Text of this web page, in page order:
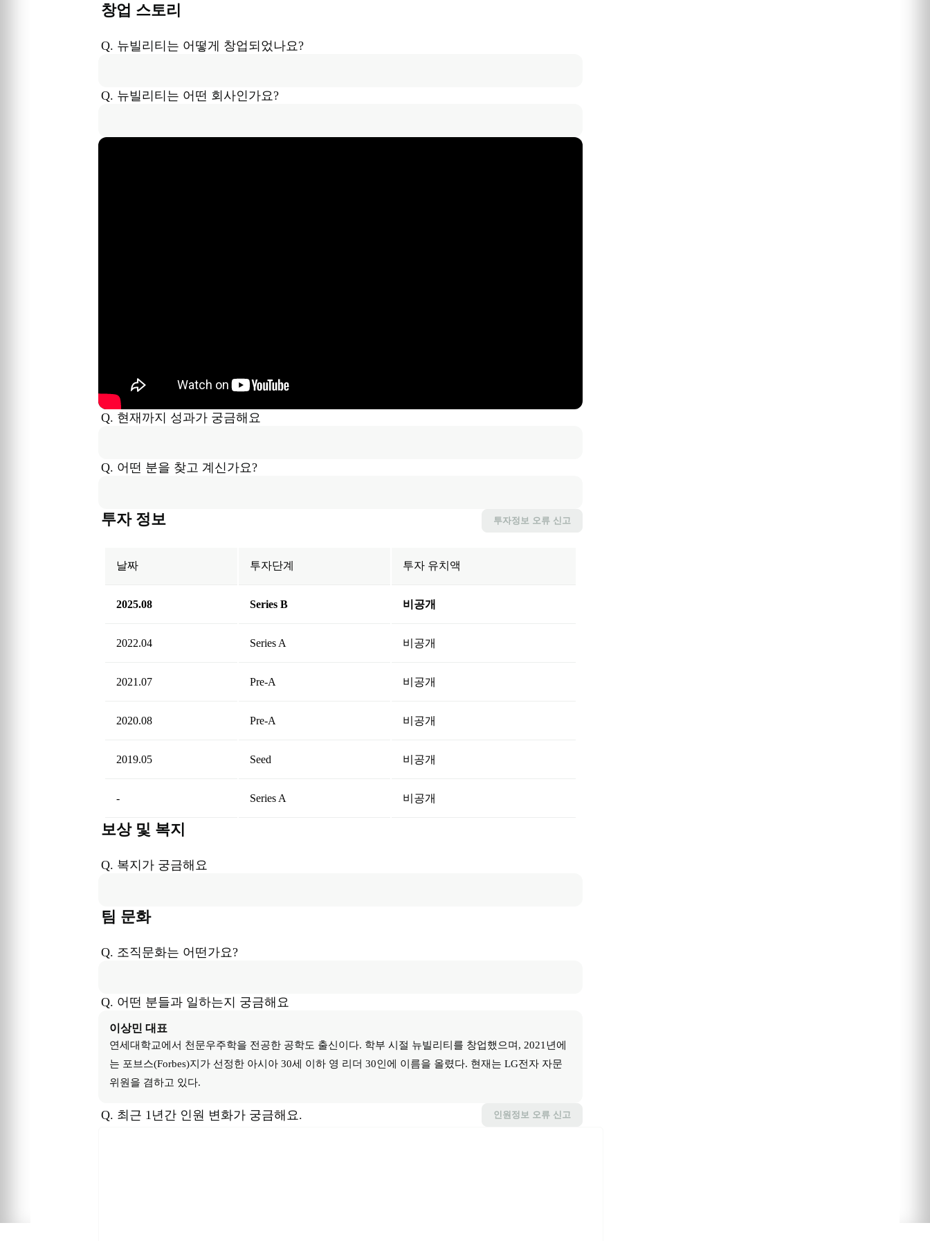
창업 스토리
Q. 뉴빌리티 는 어떻게 창업되었나요?
Q. 뉴빌리티 는 어떤 회사인가요?
Q. 현재까지 성과가 궁금해요
Q. 어떤 분을 찾고 계신가요?
투자 정보 투자정보 오류 신고
날짜 투자단계 투자 유치액
2025.08 Series B 비공개
2022.04 Series A 비공개
2021.07 Pre-A 비공개
2020.08 Pre-A 비공개
2019.05 Seed 비공개
- Series A 비공개
보상 및 복지
Q. 복지가 궁금해요
팀 문화
Q. 조직문화는 어떤가요?
Q. 어떤 분들과 일하는지 궁금해요
이상민 대표
연세대학교에서 천문우주학을 전공한 공학도 출신이다. 학부 시절 뉴빌리티를 창업했으며, 2021년에
는 포브스(Forbes)지가 선정한 아시아 30세 이하 영 리더 30인에 이름을 올렸다. 현재는 LG전자 자문
위원을 겸하고 있다.
Q. 최근 1년간 인원 변화가 궁금해요. 인원정보 오류 신고